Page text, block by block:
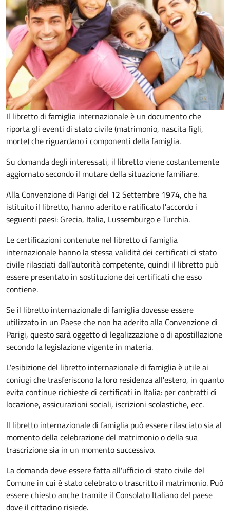
Il libretto di famiglia internazionale è un documento che
riporta gli eventi di stato civile (matrimonio, nascita figli,
morte) che riguardano i componenti della famiglia.
Su domanda degli interessati, il libretto viene costantemente
aggiornato secondo il mutare della situazione familiare.
Alla Convenzione di Parigi del 12 Settembre 1974, che ha
istituito il libretto, hanno aderito e ratificato l'accordo i
seguenti paesi: Grecia, Italia, Lussemburgo e Turchia.
Le certificazioni contenute nel libretto di famiglia
internazionale hanno la stessa validità dei certificati di stato
civile rilasciati dall’autorità competente, quindi il libretto può
essere presentato in sostituzione dei certificati che esso
contiene.
Se il libretto internazionale di famiglia dovesse essere
utilizzato in un Paese che non ha aderito alla Convenzione di
Parigi, questo sarà oggetto di legalizzazione o di apostillazione
secondo la legislazione vigente in materia.
L'esibizione del libretto internazionale di famiglia è utile ai
coniugi che trasferiscono la loro residenza all'estero, in quanto
evita continue richieste di certificati in Italia: per contratti di
locazione, assicurazioni sociali, iscrizioni scolastiche, ecc.
Il libretto internazionale di famiglia può essere rilasciato sia al
momento della celebrazione del matrimonio o della sua
trascrizione sia in un momento successivo.
La domanda deve essere fatta all'ufficio di stato civile del
Comune in cui è stato celebrato o trascritto il matrimonio. Può
essere chiesto anche tramite il Consolato Italiano del paese
dove il cittadino risiede.